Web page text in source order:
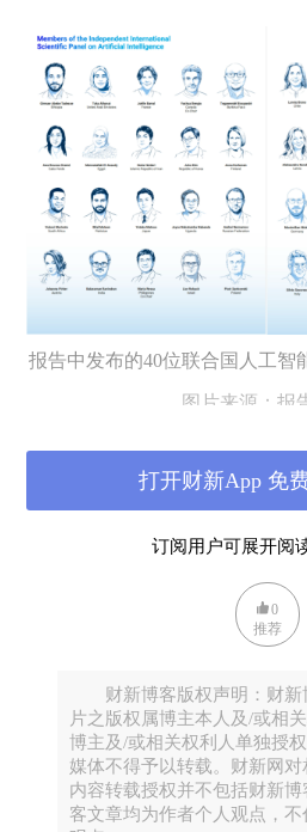
报告中发布的40位联合国人工智
图片来源：报
五个区域组，覆盖核心技术、应
向，并力求做到性别和地域的平
的科学家：一位是中国工程院院
另一位是上海人工智能研究院院
把前沿技术创新与政策制定和产
入，也让这份评估在全球南方视
国开发者推出的各开源模型已成
要力量，这些贡献在报告中都有
订阅用户可展开阅
打开财新App 免
0
推荐
财新博客版权声明：财新
片之版权属博主本人及/或相
博主及/或相关权利人单独授
媒体不得予以转载。财新网
内容转载授权并不包括财新
客文章均为作者个人观点，